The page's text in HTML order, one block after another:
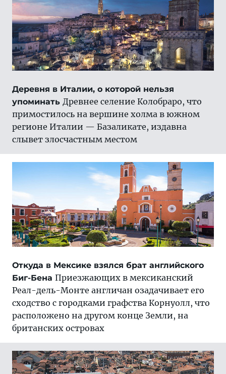
Деревня в Италии, о которой нельзя
упоминать Древнее селение Колобраро, что
примостилось на вершине холма в южном
регионе Италии — Базаликате, издавна
слывет злосчастным местом
Откуда в Мексике взялся брат английского
Биг-Бена Приезжающих в мексиканский
Реал-дель-Монте англичан озадачивает его
сходство с городками графства Корнуолл, что
расположено на другом конце Земли, на
британских островах